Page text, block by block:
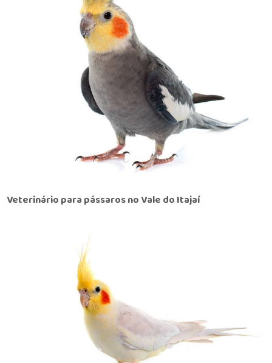
Veterinário para pássaros no Vale do Itajaí